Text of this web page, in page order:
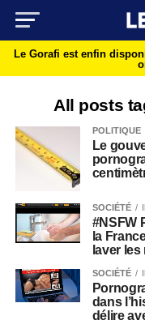
Le Gorafi est enfin
All posts
POLITIQUE
​​Le
SOCIÉTÉ
#NSFW
la
laver
SOCIÉTÉ
dans
délire